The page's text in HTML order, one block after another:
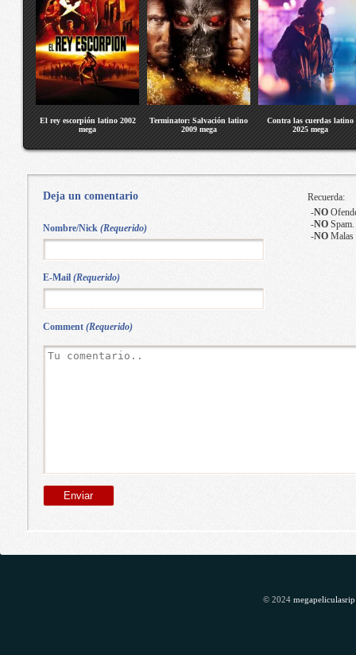
El rey escorpión latino 2002
mega
Terminator: Salvación latino
2009 mega
Contra las cuerdas latino
2025 mega
Deja un comentario
Comment (Requerido)
Recuerda:
-NO
-NOSpam.
-NOMalas
Nombre/Nick (Requerido)
E-Mail (Requerido)
© 2024 megapeliculasrip